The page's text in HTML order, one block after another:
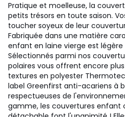
Pratique et moelleuse, la
petits trésors en toute saison.
toucher soyeux de leur
Fabriquée dans une matière
enfant en laine vierge est
Sélectionnés parmi nos
polaires vous offrent encore
textures en polyester
label Greenfirst anti-acariens à
respectueuses de
gamme, les couvertures enfant